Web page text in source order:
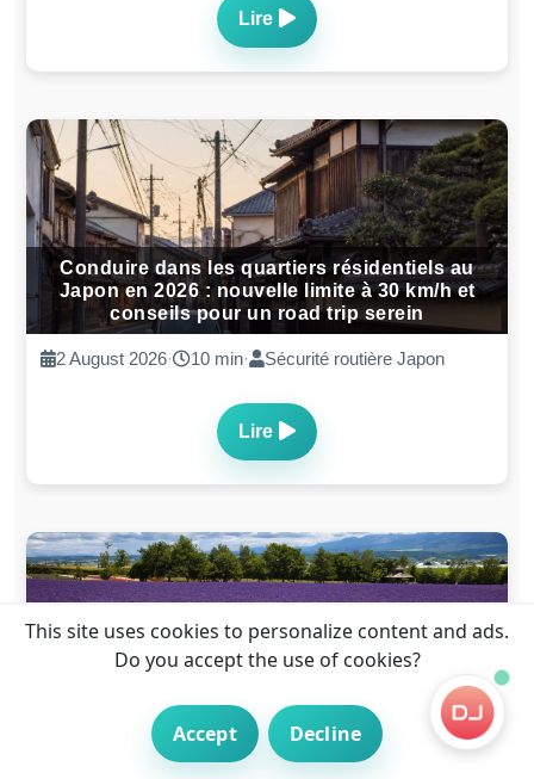
This site uses cookies to personalize content and ads.
Do you accept the use of cookies?
Accept Decline
Lire
Conduire dans les quartiers résidentiels au
Japon en 2026 : nouvelle limite à 30 km/h et
conseils pour un road trip serein
2 August 2026· 10 min· Sécurité routière Japon
Lire
Road trip fraicheur au Japon en ete 2026 :
itineraires en voiture vers les regions plus
temperees